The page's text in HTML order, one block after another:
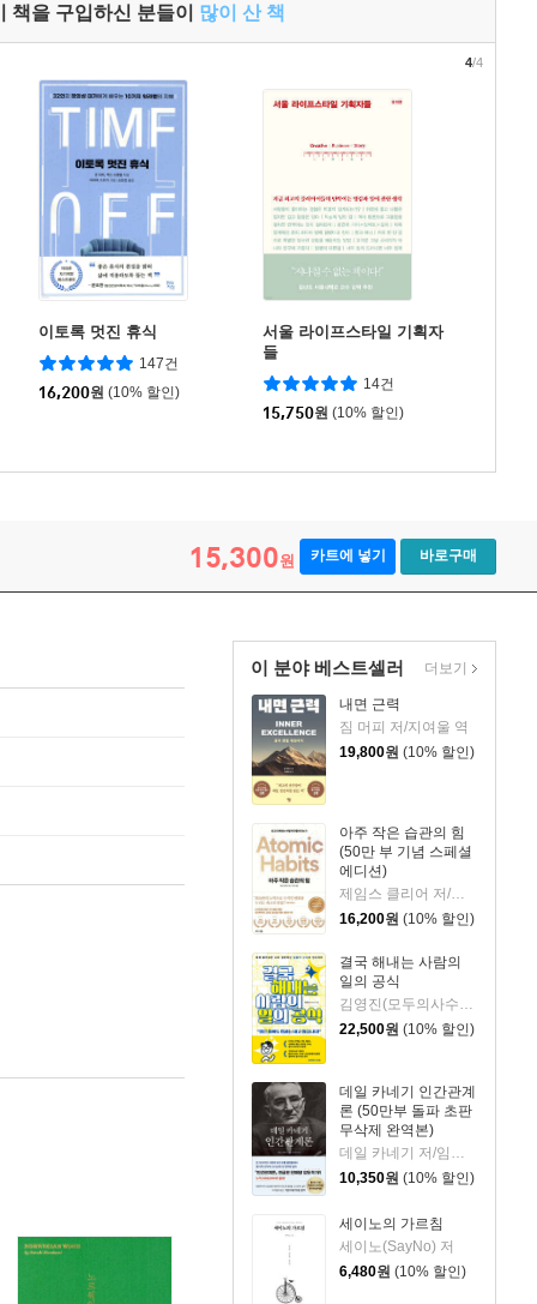
책을 구입하신 분들이 많이 산 책
이토록 멋진 휴식
147건
16,200원 (10% 할인)
서울 라이프스타일 기획자
들
14건
15,750원 (10% 할인)
4/4
15,300원 카트에 넣기 바로구매
이 분야 베스트셀러
내면 근력
짐 머피 저/지여울 역
19,800원 (10% 할인)
아주 작은 습관의 힘
(50만 부 기념 스페셜
에디션)
제임스 클리어 저/이한이 역
16,200원 (10% 할인)
결국 해내는 사람의
일의 공식
김영진(모두의사수) 저
22,500원 (10% 할인)
데일 카네기 인간관계
론 (50만부 돌파 초판
무삭제 완역본)
데일 카네기 저/임상훈 역
10,350원 (10% 할인)
세이노의 가르침
세이노(SayNo) 저
6,480원 (10% 할인)
더보기